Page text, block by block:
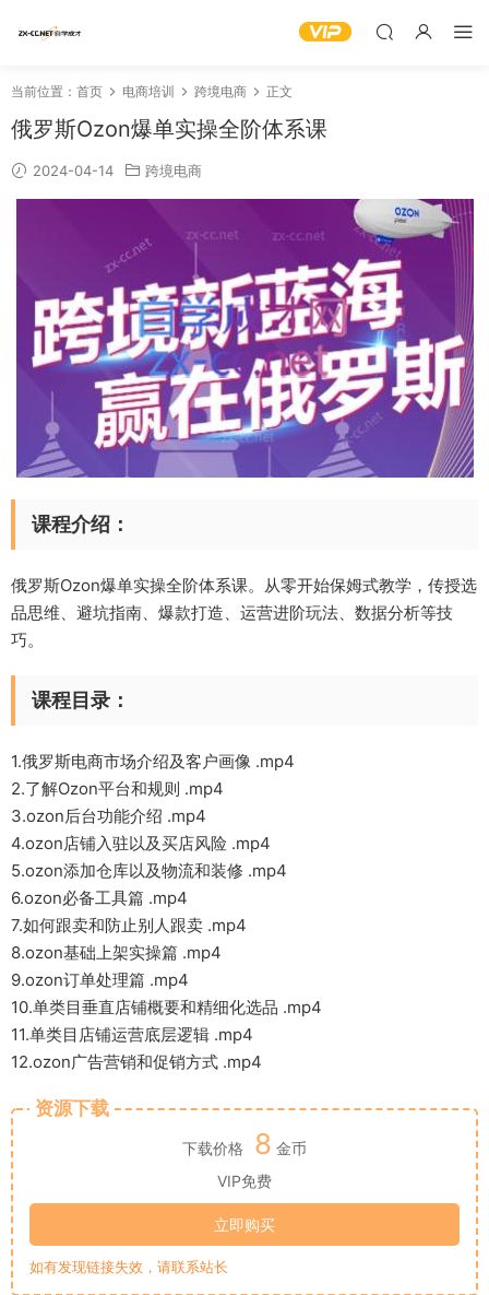
当前位置： 首页 电商培训 跨境电商 正文
俄罗斯Ozon爆单实操全阶体系课
2024-04-14 跨境电商
课程介绍：
俄罗斯Ozon爆单实操全阶体系课。从零开始保姆式教学，传授选
品思维、避坑指南、爆款打造、运营进阶玩法、数据分析等技
巧。
课程目录：
1.俄罗斯电商市场介绍及客户画像 .mp4
2.了解Ozon平台和规则 .mp4
3.ozon后台功能介绍 .mp4
4.ozon店铺入驻以及买店风险 .mp4
5.ozon添加仓库以及物流和装修 .mp4
6.ozon必备工具篇 .mp4
7.如何跟卖和防止别人跟卖 .mp4
8.ozon基础上架实操篇 .mp4
9.ozon订单处理篇 .mp4
10.单类目垂直店铺概要和精细化选品 .mp4
11.单类目店铺运营底层逻辑 .mp4
12.ozon广告营销和促销方式 .mp4
资源下载
下载价格 8 金币
VIP免费
立即购买
如有发现链接失效，请联系站长